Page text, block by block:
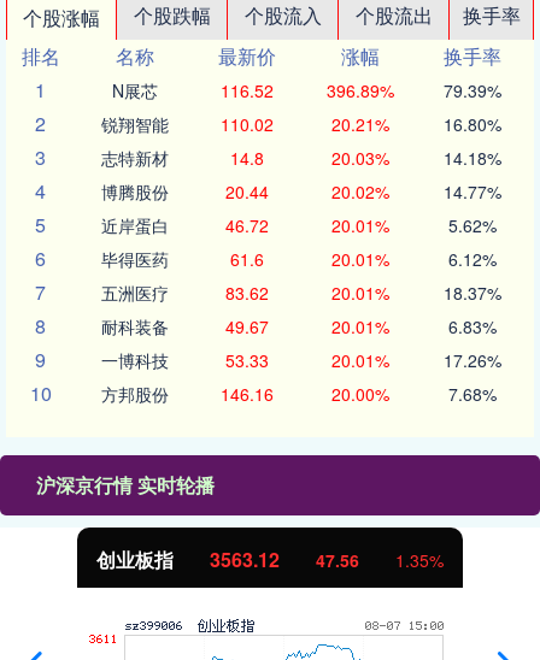
个股涨幅 个股跌幅 个股流入 个股流出
换手率
排名
名称 最新价 涨幅
换手率
1
N展芯 116.52 396.89% 79.39%
2 锐翔智能 110.02 20.21% 16.80%
3 志特新材 14.8 20.03% 14.18%
4 博腾股份 20.44 20.02% 14.77%
5 近岸蛋白 46.72 20.01% 5.62%
6 毕得医药 61.6 20.01% 6.12%
7 五洲医疗 83.62 20.01% 18.37%
8 耐科装备 49.67 20.01% 6.83%
9 一博科技 53.33 20.01% 17.26%
10 方邦股份 146.16 20.00% 7.68%
沪深京行情 实时轮播
创业板指 3563.12 47.56 1.35%